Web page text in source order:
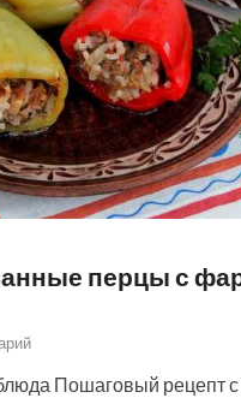
перцы с
Пошаговый рецепт